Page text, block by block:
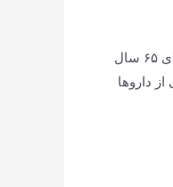
هرکسی ممکن است دچار گرمازدگی شود، اما برخی افراد بیشتر در معرض خطر هستند: «نوزادان و کودکان به‌خصوص کودکان زیر ۴ سال و افراد مسن به‌خصوص افراد بالای ۶۵ سال
دارو‌ها